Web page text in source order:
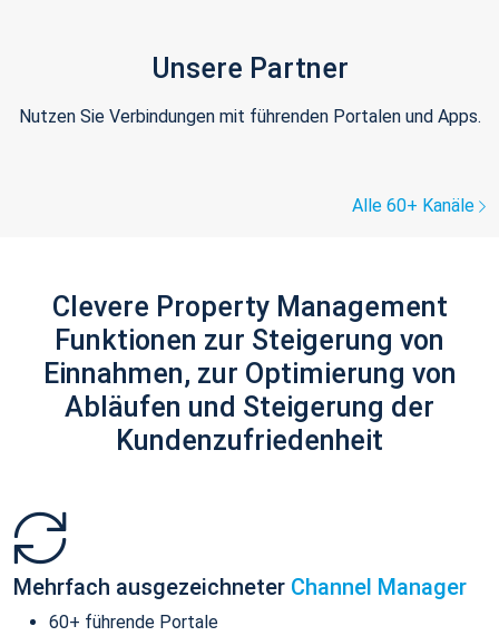
Unsere Partner
Nutzen Sie Verbindungen mit führenden Portalen und Apps.
Alle 60+ Kanäle
Clevere Property Management
Funktionen zur Steigerung von
Einnahmen, zur Optimierung von
Abläufen und Steigerung der
Kundenzufriedenheit
Mehrfach ausgezeichneter Channel Manager
60+ führende Portale